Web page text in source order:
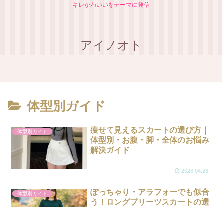
キレかわいいをテーマに発信
アイノオト
体型別ガイド
体型別ガイド
痩せて見えるスカートの選び方｜
体型別・お腹・脚・全体のお悩み
解決ガイド
2026.04.26
体型別ガイド
ぽっちゃり・アラフォーでも似合
う！ロングプリーツスカートの選